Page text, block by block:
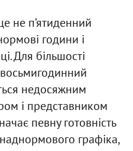
не п’ятиденний
години і
Для більшості
восьмигодинний
недосяжним
і представником
певну готовність
графіка,